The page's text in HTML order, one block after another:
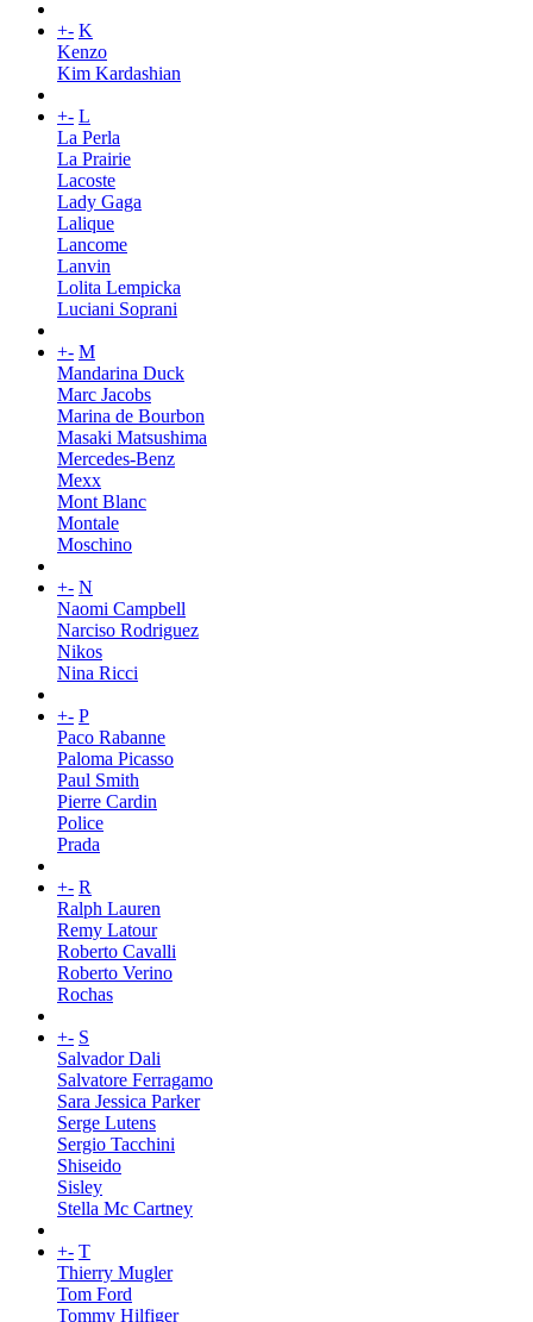
+- K
Kenzo
Kim Kardashian
+- L
La Perla
La Prairie
Lacoste
Lady Gaga
Lalique
Lancome
Lanvin
Lolita Lempicka
Luciani Soprani
+- M
Mandarina Duck
Marc Jacobs
Marina de Bourbon
Masaki Matsushima
Mercedes-Benz
Mexx
Mont Blanc
Montale
Moschino
+- N
Naomi Campbell
Narciso Rodriguez
Nikos
Nina Ricci
+- P
Paco Rabanne
Paloma Picasso
Paul Smith
Pierre Cardin
Police
Prada
+- R
Ralph Lauren
Remy Latour
Roberto Cavalli
Roberto Verino
Rochas
+- S
Salvador Dali
Salvatore Ferragamo
Sara Jessica Parker
Serge Lutens
Sergio Tacchini
Shiseido
Sisley
Stella Mc Cartney
+- T
Thierry Mugler
Tom Ford
Tommy Hilfiger